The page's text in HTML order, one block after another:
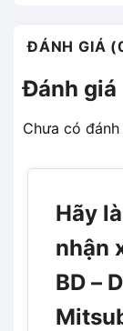
ĐÁNH GIÁ
Đánh giá
Chưa có
Hãy
nhận
BD –